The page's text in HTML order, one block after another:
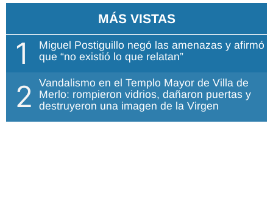
MÁS VISTAS
1
Miguel Postiguillo negó las amenazas y afirmó
que “no existió lo que relatan”
2
Vandalismo en el Templo Mayor de Villa de
Merlo: rompieron vidrios, dañaron puertas y
destruyeron una imagen de la Virgen